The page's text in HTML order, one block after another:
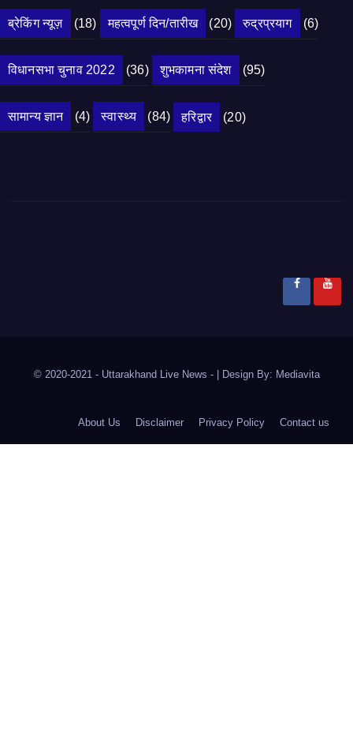
ब्रेकिंग न्यूज़ (18) महत्वपूर्ण दिन/तारीख (20) रुद्रप्रयाग (6)
विधानसभा चुनाव 2022 (36) शुभकामना संदेश (95)
सामान्य ज्ञान (4) स्वास्थ्य (84) हरिद्वार (20)
© 2020-2021 - Uttarakhand Live News - Design By: Mediavita
About Us Disclaimer Privacy Policy Contact us